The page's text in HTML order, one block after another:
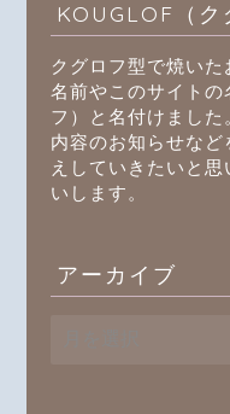
KOUGLOF（ク
クグロフ型で焼い
名前やこのサイト
フ）と名付けまし
内容のお知らせな
えしていきたいと
いします。
アーカイブ